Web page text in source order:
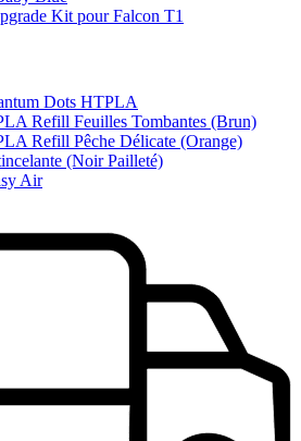
Kit pour Falcon T1
Dots HTPLA
Refill Feuilles Tombantes (Brun)
Refill Pêche Délicate (Orange)
(Noir Pailleté)
Air